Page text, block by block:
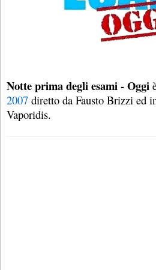
Notte prima degli esami - Oggi
2007 diretto da Fausto Brizzi ed
Vaporidis.